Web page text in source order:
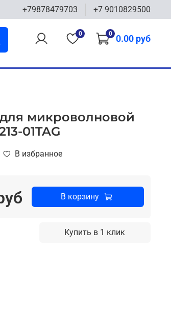
+79878479703 +7 9010829500
0 0 0.00 руб
микроволновой
01TAG
В избранное
В корзину
Купить в 1 клик